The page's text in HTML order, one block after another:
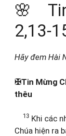
🌸
2,13-
Hãy đem Hài
✠Tin Mừng
thêu
13 Khi các
Chúa hiện ra